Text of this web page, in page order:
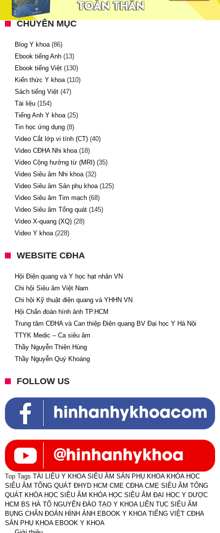
CHUYÊN MỤC
Blog Y khoa (86)
Ebook tiếng Anh (13)
Ebook tiếng Việt (130)
Kiến thức Y khoa (110)
Sách tiếng Việt (47)
Tài liệu (154)
Tiếng Anh Y khoa (25)
Tin học ứng dụng (8)
Video Cắt lớp vi tính (CT) (40)
Video CĐHA Nhi khoa (18)
Video Cộng hưởng từ (MRI) (35)
Video Siêu âm Nhi khoa (32)
Video Siêu âm Sản phụ khoa (125)
Video Siêu âm Tim mạch (68)
Video Siêu âm Tổng quát (145)
Video X-quang (XQ) (28)
Video Y khoa (228)
WEBSITE CĐHA
Hội Điện quang và Y học hạt nhân VN
Chi hội Siêu âm Việt Nam
Chi hội Kỹ thuật điện quang và YHHN VN
Hội Chẩn đoán hình ảnh TP.HCM
Trung tâm CĐHA và Can thiệp Điện quang BV Đại học Y Hà Nội
TTYK Medic – Ca siêu âm
Thầy Nguyễn Thiện Hùng
Thầy Nguyễn Quý Khoáng
FOLLOW US
Top Tags TÀI LIỆU Y KHOA SIÊU ÂM SẢN PHỤ KHOA KHÓA HỌC
SIÊU ÂM TỔNG QUÁT ĐHYD HCM CME CĐHA CME SIÊU ÂM TỔNG
QUÁT KHÓA HỌC SIÊU ÂM KHÓA HỌC SIÊU ÂM ĐẠI HỌC Y DƯỢC
HCM BS HÀ TỐ NGUYÊN ĐÀO TẠO Y KHOA LIÊN TỤC SIÊU ÂM
BỤNG CHẨN ĐOÁN HÌNH ẢNH EBOOK Y KHOA TIẾNG VIỆT CĐHA
SẢN PHỤ KHOA EBOOK Y KHOA